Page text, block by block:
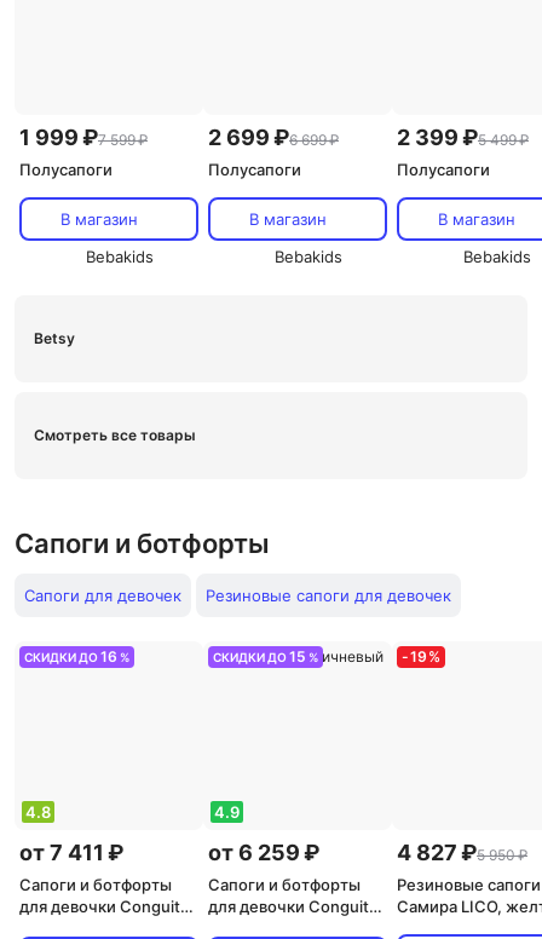
1 999 ₽7 599 ₽
Полусапоги
В магазин
Bebakids
2 699 ₽6 699 ₽
Полусапоги
В магазин
Bebakids
2 399 ₽5 499 ₽
Полусапоги
В магазин
Bebakids
Betsy
Смотреть все товары
Сапоги и ботфорты
Сапоги для девочек Резиновые сапоги для девочек
СКИДКИ ДО16 %
4.8
от 7 411 ₽
Сапоги и ботфорты
для девочки Conguitos
СКИДКИ ДО15 %
4.9
от 6 259 ₽
Сапоги и ботфорты
для девочки Conguitos
-19 %
4 827 ₽5 950 ₽
Резиновые сапоги
Самира LICO,